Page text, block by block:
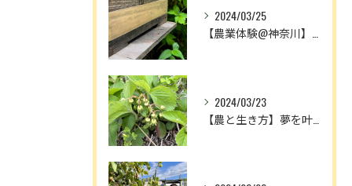
2024/03/25
2024/03/23